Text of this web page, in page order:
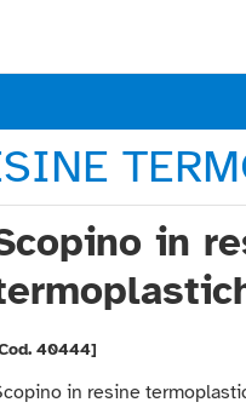
in
40444]
in resine